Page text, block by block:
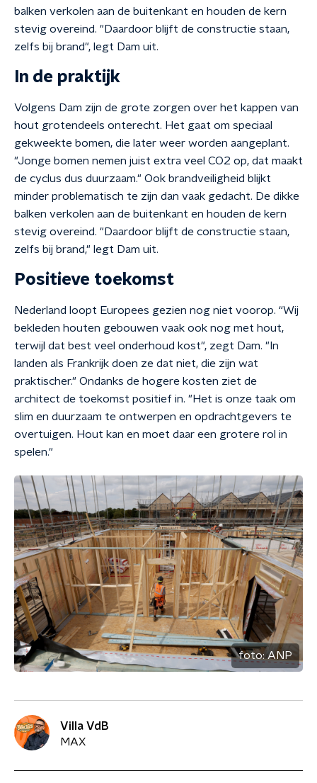
balken verkolen aan de buitenkant en houden de kern
stevig overeind. "Daardoor blijft de constructie staan,
zelfs bij brand", legt Dam uit.
In de praktijk
Volgens Dam zijn de grote zorgen over het kappen van
hout grotendeels onterecht. Het gaat om speciaal
gekweekte bomen, die later weer worden aangeplant.
"Jonge bomen nemen juist extra veel CO2 op, dat maakt
de cyclus dus duurzaam." Ook brandveiligheid blijkt
minder problematisch te zijn dan vaak gedacht. De dikke
balken verkolen aan de buitenkant en houden de kern
stevig overeind. "Daardoor blijft de constructie staan,
zelfs bij brand," legt Dam uit.
Positieve toekomst
Nederland loopt Europees gezien nog niet voorop. “Wij
bekleden houten gebouwen vaak ook nog met hout,
terwijl dat best veel onderhoud kost", zegt Dam. "In
landen als Frankrijk doen ze dat niet, die zijn wat
praktischer." Ondanks de hogere kosten ziet de
architect de toekomst positief in. "Het is onze taak om
slim en duurzaam te ontwerpen en opdrachtgevers te
overtuigen. Hout kan en moet daar een grotere rol in
spelen."
foto:ANP
Villa VdB
MAX